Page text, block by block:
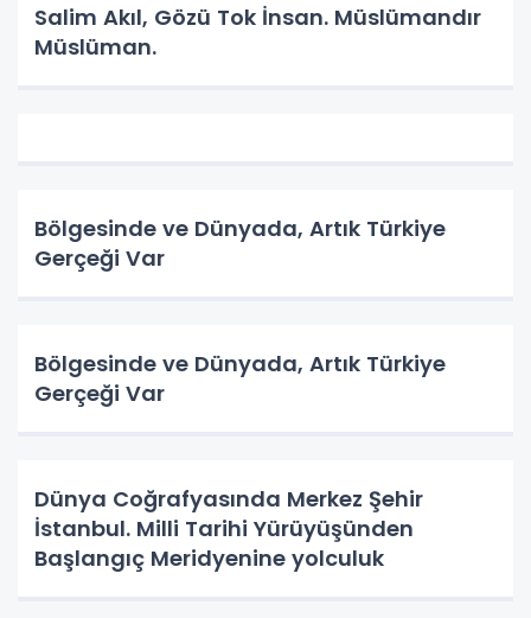
Salim Akıl, Gözü Tok İnsan. Müslümandır
Müslüman.
Bölgesinde ve Dünyada, Artık Türkiye
Gerçeği Var
Bölgesinde ve Dünyada, Artık Türkiye
Gerçeği Var
Dünya Coğrafyasında Merkez Şehir
İstanbul. Milli Tarihi Yürüyüşünden
Başlangıç Meridyenine yolculuk